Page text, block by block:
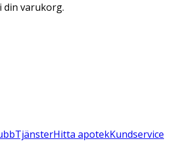
din varukorg.
TjänsterHitta apotekKundservice